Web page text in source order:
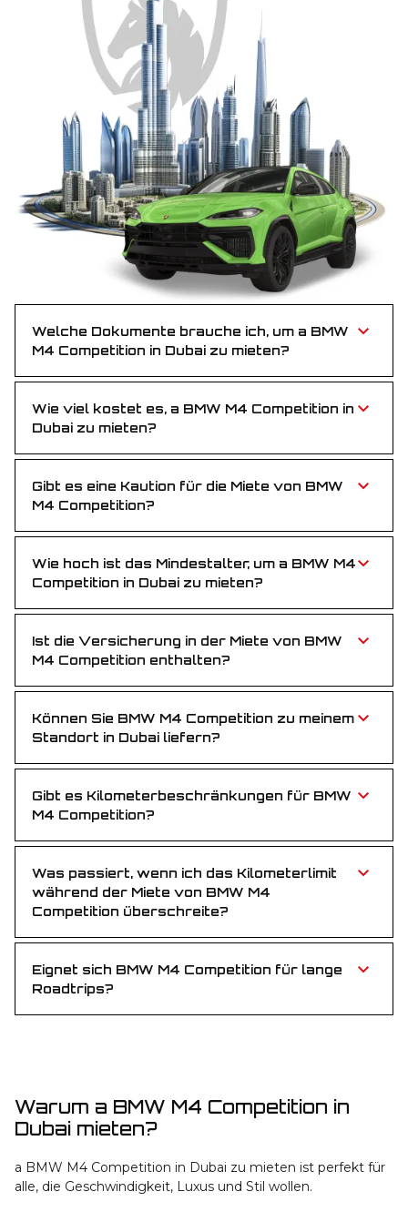
Welche Dokumente brauche ich, um a BMW
M4 Competition in Dubai zu mieten?
unkompliziert.
Wie viel kostet es, a BMW M4 Competition in
Dubai zu mieten?
die Geschwindigkeit und Stil suchen.
Gibt es eine Kaution für die Miete von BMW
M4 Competition?
Vorauszahlung.
Wie hoch ist das Mindestalter, um a BMW M4
Competition in Dubai zu mieten?
erfahrene Hände am Steuer sicher.
Ist die Versicherung in der Miete von BMW
M4 Competition enthalten?
sorgenfrei.
Können Sie BMW M4 Competition zu meinem
Standort in Dubai liefern?
Gibt es Kilometerbeschränkungen für BMW
M4 Competition?
Kilometer berechnet.
Was passiert, wenn ich das Kilometerlimit
während der Miete von BMW M4
Competition überschreite?
Eignet sich BMW M4 Competition für lange
Roadtrips?
Warum a BMW M4 Competition in
Dubai mieten?
a BMW M4 Competition in Dubai zu mieten ist perfekt für
alle, die Geschwindigkeit, Luxus und Stil wollen.